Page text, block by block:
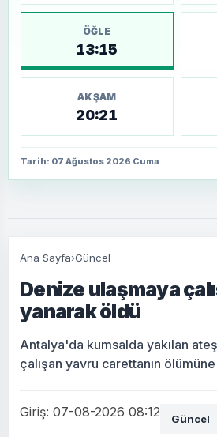
ÖĞLE
13:15
AKŞAM
20:21
Tarih: 07 Ağustos 2026 Cuma
Ana Sayfa›Güncel
Denize ulaşmaya
yanarak öldü
Antalya'da kumsalda yakılan
çalışan yavru carettanın
Giriş: 07-08-2026 08:12 Güncel